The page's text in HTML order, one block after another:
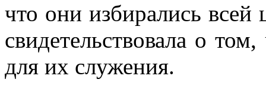
что они избирались всей
свидетельствовала о
для их служения.